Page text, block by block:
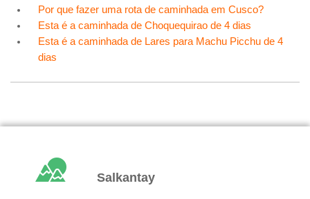
Por que fazer uma rota de caminhada em Cusco?
Esta é a caminhada de Choquequirao de 4 dias
Esta é a caminhada de Lares para Machu Picchu de 4
dias
Salkantay